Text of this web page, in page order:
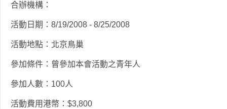
合辦機構：
活動日期：8/19/2008 - 8/25/2008
活動地點：北京鳥巢
參加條件：曾參加本會活動之青年人
參加人數：100人
活動費用港幣：$3,800